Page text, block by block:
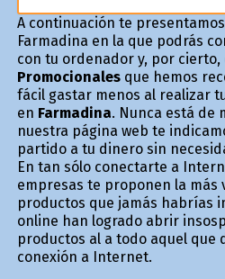
A continuación te
Farmadina en la que podrás
con tu ordenador y, por cierto,
Promocionalesque hemos
fácil gastar menos al realizar
en Farmadina. Nunca está de
nuestra página web te
partido a tu dinero sin
En tan sólo conectarte a
empresas te proponen la más
productos que jamás habrías
online han logrado abrir
productos al a todo aquel que
conexión a Internet.